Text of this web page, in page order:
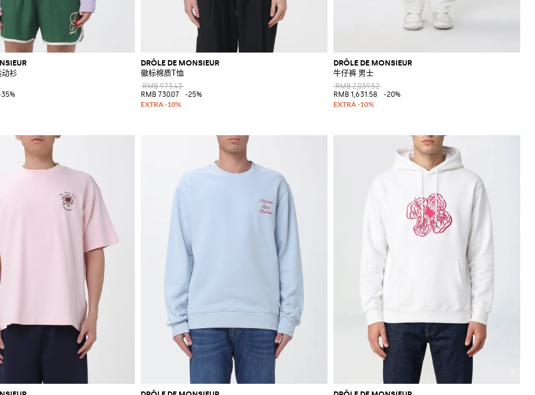
动衫
DRÔLE DE MONSIEUR
徽标棉质T恤
RMB 973.43
RMB 730.07
-25%
DRÔLE DE MONSIEUR
牛仔裤 男士
RMB 2,039.52
RMB 1,631.58
-20%